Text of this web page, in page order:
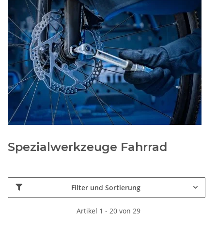
Spezialwerkzeuge Fahrrad
Filter und Sortierung
Artikel 1 - 20 von 29